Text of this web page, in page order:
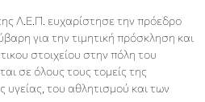
Λ.Ε.Π. ευχαρίστησε την πρόεδρο
για την τιμητική πρόσκληση και
στοιχείου στην πόλη του
σε όλους τους τομείς της
υγείας, του αθλητισμού και των